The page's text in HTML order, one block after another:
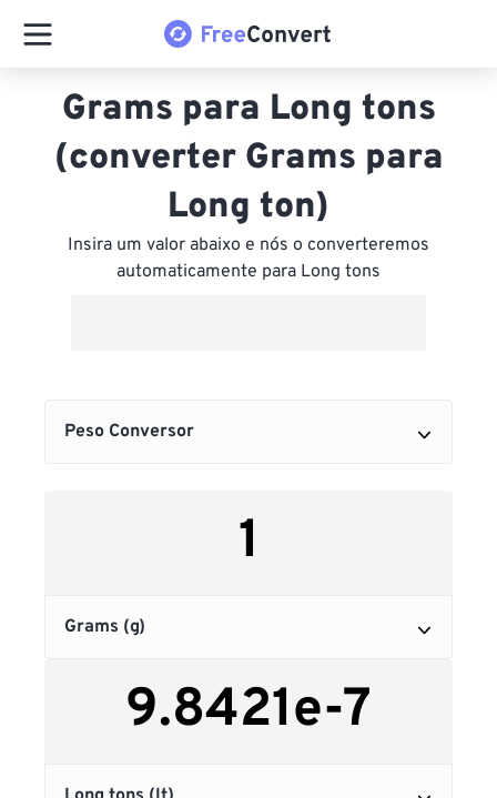
Grams para Long tons
(converter Grams para
Long ton)
Insira um valor abaixo e nós o converteremos
automaticamente para Long tons